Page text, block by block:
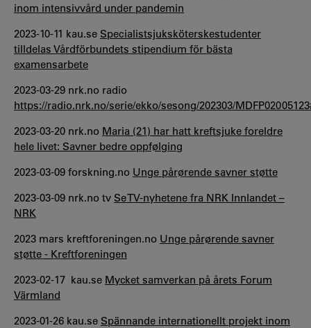
inom intensivvård under pandemin
2023-10-11 kau.se Specialistsjuksköterskestudenter
tilldelas Vårdförbundets stipendium för bästa
examensarbete
2023-03-29 nrk.no radio
https://radio.nrk.no/serie/ekko/sesong/202303/
2023-03-20 nrk.no Maria (21) har hatt kreftsjuke foreldre
hele livet: Savner bedre oppfølging
2023-03-09 forskning.no Unge pårørende savner støtte
2023-03-09 nrk.no tv Se TV-nyhetene fra NRK Innlandet –
NRK
2023 mars kreftforeningen.no Unge pårørende savner
støtte - Kreftforeningen
2023-02-17 kau.se Mycket samverkan på årets Forum
Värmland
2023-01-26 kau.se Spännande internationellt projekt inom